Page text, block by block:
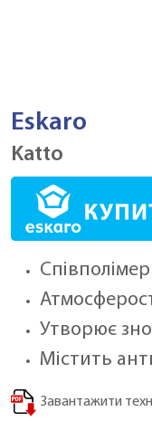
Eskaro
Katto
Утворює
Містить
Завантажити